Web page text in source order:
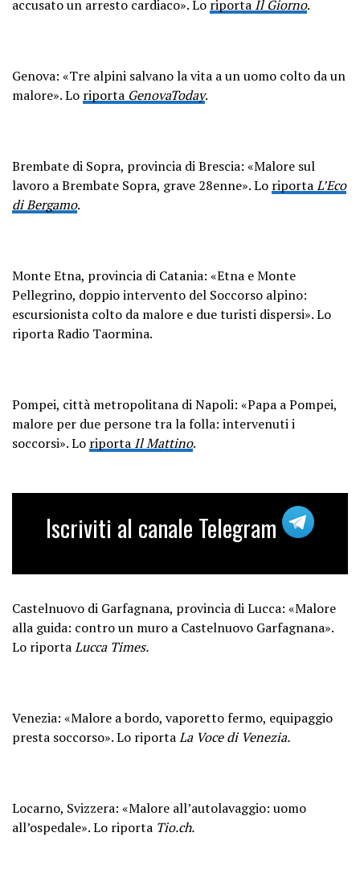
accusato un arresto cardiaco». Lo riporta Il Giorno.
Genova: «Tre alpini salvano la vita a un uomo colto da un
malore». Lo riporta GenovaToday.
Brembate di Sopra, provincia di Brescia: «Malore sul
lavoro a Brembate Sopra, grave 28enne». Lo riportaL’Eco
di Bergamo.
Monte Etna, provincia di Catania: «Etna e Monte
Pellegrino, doppio intervento del Soccorso alpino:
escursionista colto da malore e due turisti dispersi». Lo
riporta Radio Taormina.
Pompei, città metropolitana di Napoli: «Papa a Pompei,
malore per due persone tra la folla: intervenuti i
soccorsi». Lo riporta Il Mattino.
Iscriviti al canale Telegram
Castelnuovo di Garfagnana, provincia di Lucca: «Malore
alla guida: contro un muro a Castelnuovo Garfagnana».
Lo riportaLucca Times.
Venezia: «Malore a bordo, vaporetto fermo, equipaggio
presta soccorso». Lo riportaLa Voce di Venezia.
Locarno, Svizzera: «Malore all’autolavaggio: uomo
all’ospedale». Lo riporta Tio.ch.